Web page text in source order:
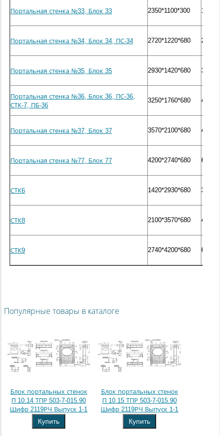
Портальная стенка №33, Блок 33 2350*1100*300 1500
Портальная стенка №34, Блок 34, ПС-34 2720*1220*680 2500
Портальная стенка №35, Блок 35 2930*1420*680 3000
Портальная стенка №36, Блок 36, ПС-36,
СТК-7, ПБ-36
3250*1760*680 4000
Портальная стенка №37, Блок 37 3570*2100*680 4900
Портальная стенка №77, Блок 77 4200*2740*680 6800
СТК6 1420*2930*680 3000
СТК8 2100*3570*680 4900
СТК9 2740*4200*680 6800
Популярные товары в каталоге
Блок портальных стенок
П 10.14 ТПР 503-7-015.90
Шифр 2119РЧ Выпуск 1-1
Купить
Блок портальных стенок
П 10.15 ТПР 503-7-015.90
Шифр 2119РЧ Выпуск 1-1
Купить